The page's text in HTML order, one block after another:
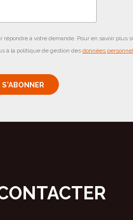
à votre demande. Pour en savoir plus
à la politique de gestion des données